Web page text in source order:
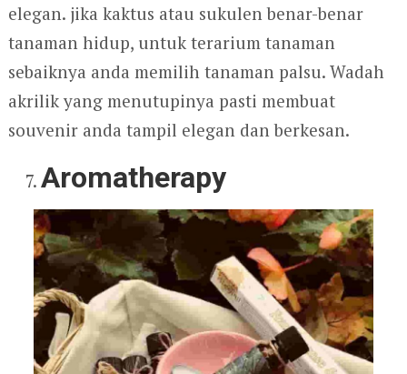
elegan. jika kaktus atau sukulen benar-benar
tanaman hidup, untuk terarium tanaman
sebaiknya anda memilih tanaman palsu. Wadah
akrilik yang menutupinya pasti membuat
souvenir anda tampil elegan dan berkesan.
Aromatherapy